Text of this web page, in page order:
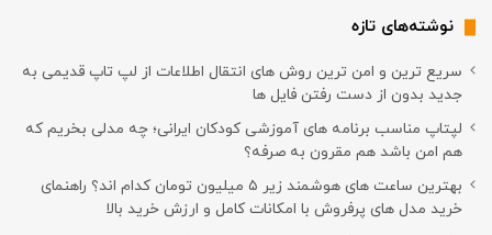
نوشته‌های تازه
سریع ترین و امن ترین روش های انتقال اطلاعات از لپ تاپ قدیمی به
جدید بدون از دست رفتن فایل ها
لپتاپ مناسب برنامه های آموزشی کودکان ایرانی؛ چه مدلی بخریم که
هم امن باشد هم مقرون به صرفه؟
بهترین ساعت های هوشمند زیر ۵ میلیون تومان کدام اند؟ راهنمای
خرید مدل های پرفروش با امکانات کامل و ارزش خرید بالا